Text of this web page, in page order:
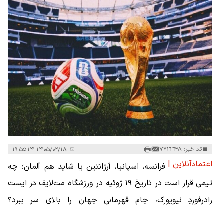
کد خبر: 772348
اعتمادآنلاین | فرانسه، اسپانیا، آرژانتین یا شاید هم آلمان؛ چه
تیمی قرار است در تاریخ ۱۹ ژوئیه در ورزشگاه مت‌لایف در ایست
رادرفوردِ نیویورک، جام قهرمانی جهان را بالای سر ببرد؟